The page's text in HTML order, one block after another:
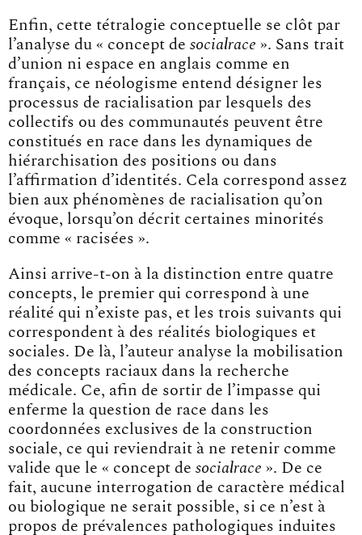
Enfin, cette tétralogie conceptuelle se clôt par
l’analyse du « concept de socialrace ». Sans trait
d’union ni espace en anglais comme en
français, ce néologisme entend désigner les
processus de racialisation par lesquels des
collectifs ou des communautés peuvent être
constitués en race dans les dynamiques de
hiérarchisation des positions ou dans
l’affirmation d’identités. Cela correspond assez
bien aux phénomènes de racialisation qu’on
évoque, lorsqu’on décrit certaines minorités
comme « racisées ».
Ainsi arrive-t-on à la distinction entre quatre
concepts, le premier qui correspond à une
réalité qui n’existe pas, et les trois suivants qui
correspondent à des réalités biologiques et
sociales. De là, l’auteur analyse la mobilisation
des concepts raciaux dans la recherche
médicale. Ce, afin de sortir de l’impasse qui
enferme la question de race dans les
coordonnées exclusives de la construction
sociale, ce qui reviendrait à ne retenir comme
valide que le « concept de socialrace ». De ce
fait, aucune interrogation de caractère médical
ou biologique ne serait possible, si ce n’est à
propos de prévalences pathologiques induites